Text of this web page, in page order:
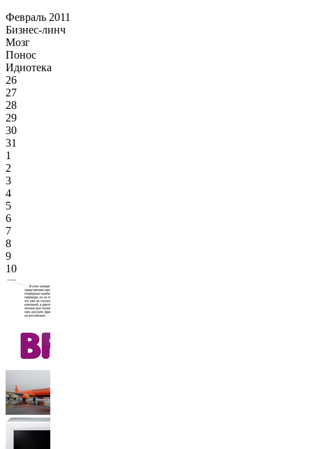
Февраль 2011
Бизнес-линч
Мозг
Понос
Идиотека
26
27
28
29
30
31
1
2
3
4
5
6
7
8
9
10